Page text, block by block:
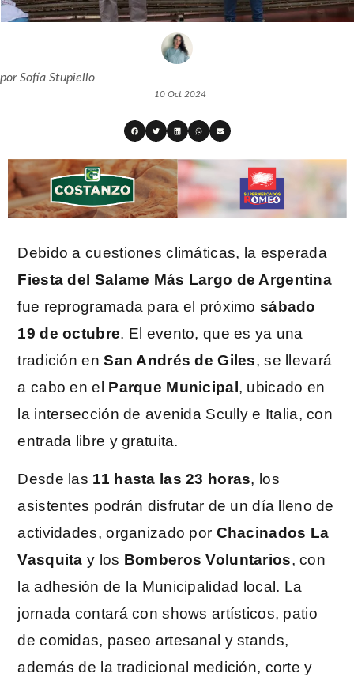
porSofía Stupiello
10 Oct 2024
Debido a cuestiones climáticas, la esperada
Fiesta del Salame Más Largo de Argentina
fue reprogramada para el próximo sábado
19 de octubre. El evento, que es ya una
tradición enSan Andrés de Giles, se llevará
a cabo en el Parque Municipal, ubicado en
la intersección de avenida Scully e Italia, con
entrada libre y gratuita.
Desde las 11 hasta las 23 horas, los
asistentes podrán disfrutar de un día lleno de
actividades, organizado por Chacinados La
Vasquita y los Bomberos Voluntarios, con
la adhesión de la Municipalidad local. La
jornada contará con shows artísticos, patio
de comidas, paseo artesanal y stands,
además de la tradicional medición, corte y